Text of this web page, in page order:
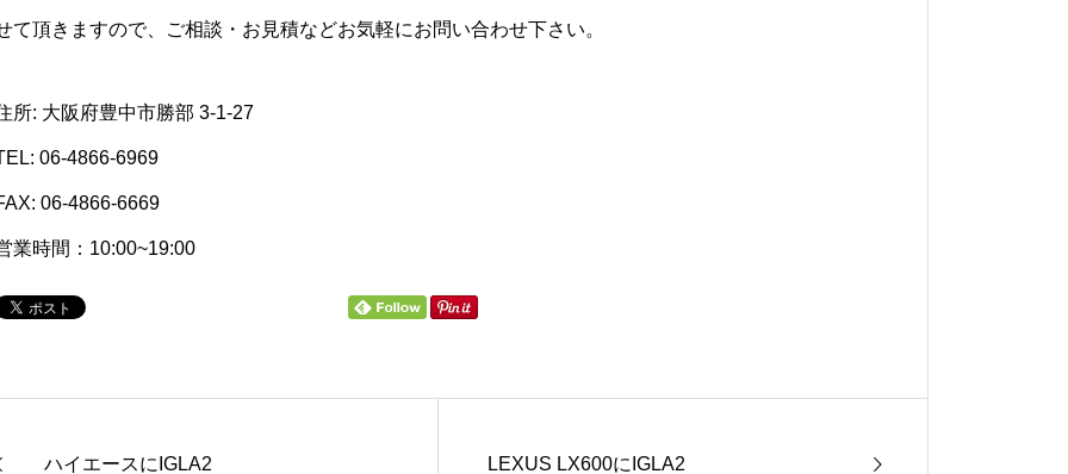
て頂きますので、ご相談・お見積などお気軽にお問い合わせ下さい。
所: 大阪府豊中市勝部 3-1-27
06-4866-6969
06-4866-6669
業時間：10:00~19:00
ハイエースにIGLA2 LEXUS LX600にIGLA2